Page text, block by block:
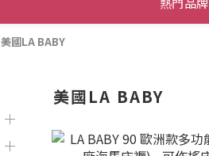
美國LA BABY
美國LA BABY